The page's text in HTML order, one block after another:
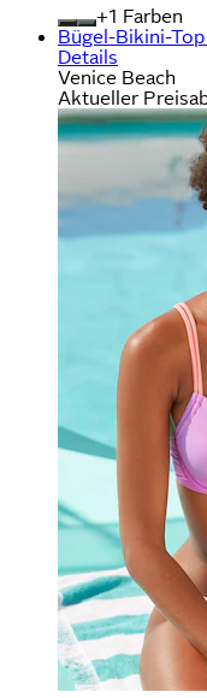
+
Farben
Bügel-Bikini-
Details
Venice Beach
Aktueller Preis